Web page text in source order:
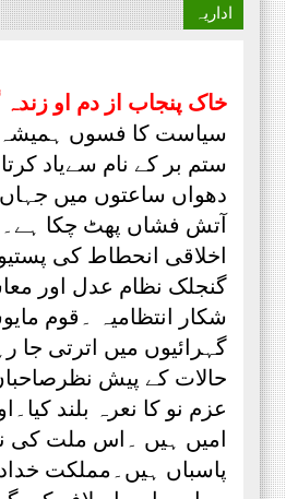
اداریہ
خاک پنجاب از دم او
سیاست کا فسوں
ستم بر کے نام سےیاد
دھواں ساعتوں میں جہاں
آتش فشاں پھٹ چکا
اخلاقی انحطاط کی
گنجلک نظام عدل اور
شکار انتظامیہ ۔قوم
گہرائیوں میں اترتی جا
حالات کے پیش
عزم نو کا نعرہ بلند
امیں ہیں ۔اس ملت کی
پاسباں ہیں۔مملکت